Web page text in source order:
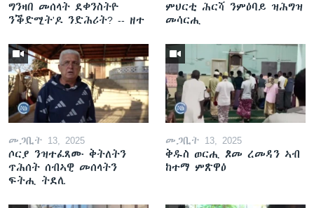
ግንዛበ መሰላት ደቀንስትዮ
ንቕድሚት'ዶ ንድሕሪት? -- ዘተ
ምህርቲ ሕርሻ ንምዕባይ ዝሕግዝ
መሳርሒ
መጋቢት 13, 2025
ሶርያ ንዝተፈጸሙ ቅትለትን
ጥሕሰት ሰብኣዊ መሰላትን
ፍትሒ ትደሊ
መጋቢት 13, 2025
ቅዱስ ወርሒ ጾመ ረመዳን ኣብ
ከተማ ምጽዋዕ